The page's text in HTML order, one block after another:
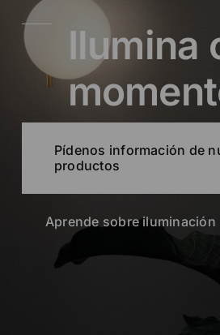
Ilumina
Pídenos información de
productos
Aprende sobre